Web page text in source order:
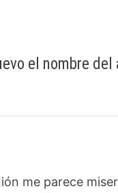
el nombre
me parece